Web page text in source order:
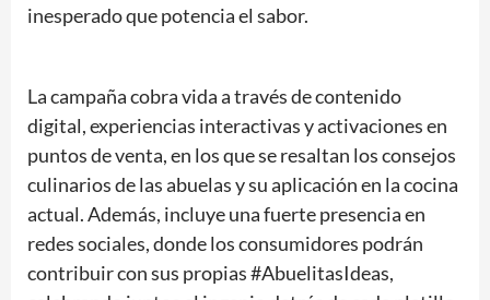
inesperado que potencia el sabor.
La campaña cobra vida a través de contenido
digital, experiencias interactivas y activaciones en
puntos de venta, en los que se resaltan los consejos
culinarios de las abuelas y su aplicación en la cocina
actual. Además, incluye una fuerte presencia en
redes sociales, donde los consumidores podrán
contribuir con sus propias #AbuelitasIdeas,